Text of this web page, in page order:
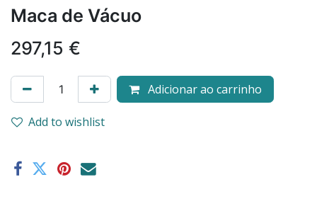
Maca de Vácuo
297,15 €
Adicionar ao carrinho
Add to wishlist